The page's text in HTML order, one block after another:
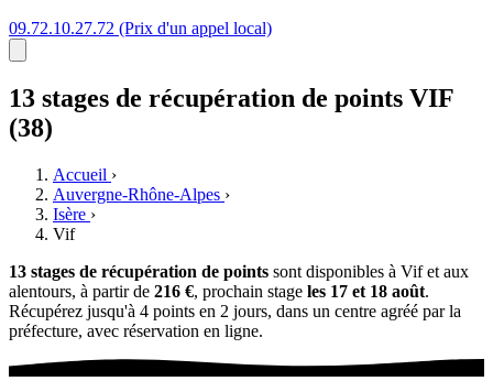
09.72.10.27.72 (Prix d'un appel local)
13 stages de récupération de points VIF
(38)
Accueil ›
Auvergne-Rhône-Alpes ›
Isère ›
Vif
13 stages de récupération de points sont disponibles à Vif et aux
alentours, à partir de 216 €, prochain stage les 17 et 18 août.
Récupérez jusqu'à 4 points en 2 jours, dans un centre agréé par la
préfecture, avec réservation en ligne.